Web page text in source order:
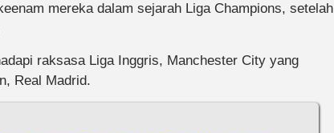
mereka dalam sejarah Liga Champions, setelah
raksasa Liga Inggris, Manchester City yang
Real Madrid.